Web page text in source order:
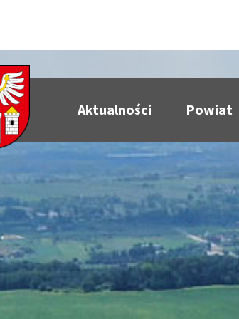
Aktualności Powiat